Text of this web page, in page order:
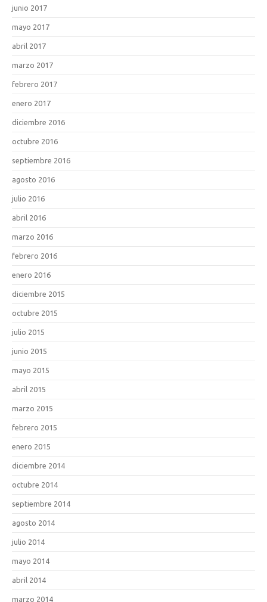
junio 2017
mayo 2017
abril 2017
marzo 2017
febrero 2017
enero 2017
diciembre 2016
octubre 2016
septiembre 2016
agosto 2016
julio 2016
abril 2016
marzo 2016
febrero 2016
enero 2016
diciembre 2015
octubre 2015
julio 2015
junio 2015
mayo 2015
abril 2015
marzo 2015
febrero 2015
enero 2015
diciembre 2014
octubre 2014
septiembre 2014
agosto 2014
julio 2014
mayo 2014
abril 2014
marzo 2014